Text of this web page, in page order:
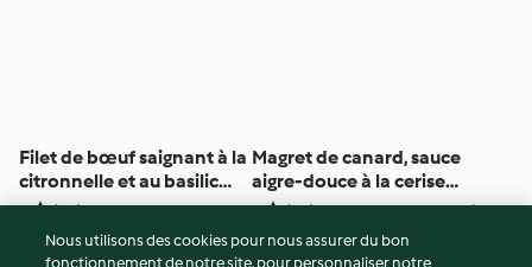
Filet de bœuf saignant à la
citronnelle et au basilic
(cuisson sous-vide)
5 (10) 2h
Magret de canard, sauce
aigre-douce à la cerise
(cuisson sous-vide)
5 (30) 2h 30min
Nous utilisons des cookies pour nous assurer du bon
fonctionnement de notre site, pour personnaliser notre